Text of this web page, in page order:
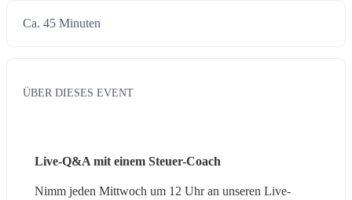
Ca. 45 Minuten
ÜBER DIESES EVENT
Live-Q&A mit einem Steuer-Coach
Nimm jeden Mittwoch um 12 Uhr an unseren Live-